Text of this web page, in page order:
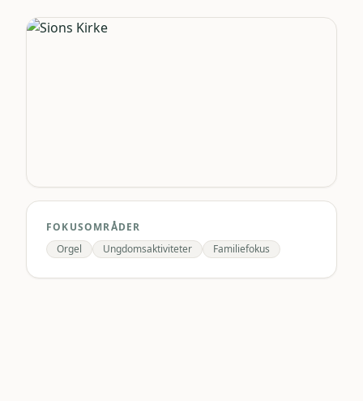
FOKUSOMRÅDER
Orgel
Ungdomsaktiviteter Familiefokus